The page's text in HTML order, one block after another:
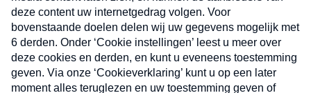
Nieuwsbrief
Neem hier een gratis abonnement op onze